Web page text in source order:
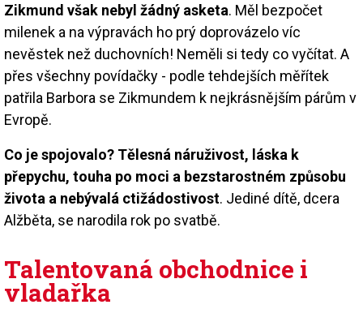
Zikmund však nebyl žádný asketa. Měl bezpočet
milenek a na výpravách ho prý doprovázelo víc
nevěstek než duchovních! Neměli si tedy co vyčítat. A
přes všechny povídačky - podle tehdejších měřítek
patřila Barbora se Zikmundem k nejkrásnějším párům v
Evropě.
Co je spojovalo? Tělesná náruživost, láska k
přepychu, touha po moci a bezstarostném způsobu
života a nebývalá ctižádostivost. Jediné dítě, dcera
Alžběta, se narodila rok po svatbě.
Talentovaná obchodnice i
vladařka